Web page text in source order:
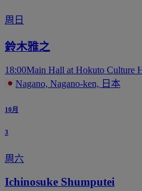
周日
鈴木雅之
18:00Main Hall at Hokuto Culture
Nagano, Nagano-ken, 日本
10月
3
周六
Ichinosuke Shumputei